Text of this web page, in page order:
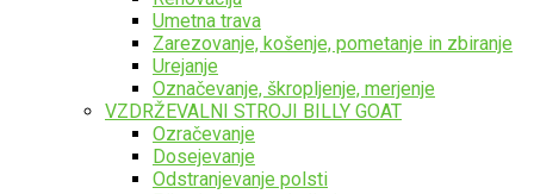
Umetna trava
Zarezovanje, košenje, pometanje in zbiranje
Urejanje
Označevanje, škropljenje, merjenje
VZDRŽEVALNI STROJI BILLY GOAT
Ozračevanje
Dosejevanje
Odstranjevanje polsti